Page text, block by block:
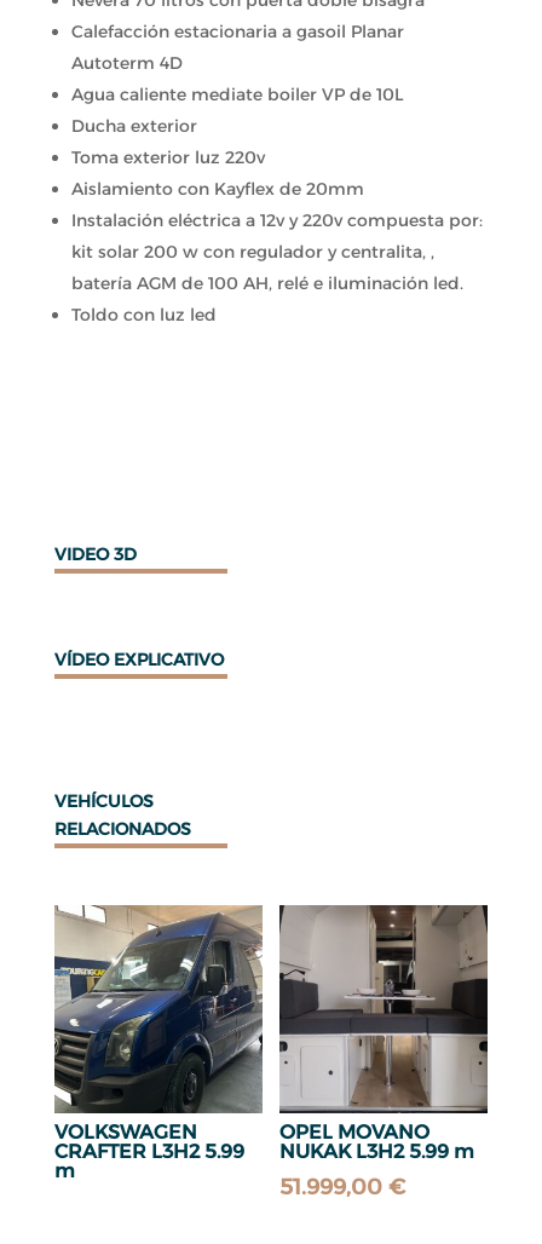
Calefacción estacionaria a gasoil Planar
Autoterm 4D
Agua caliente mediate boiler VP de 10L
Ducha exterior
Toma exterior luz 220v
Aislamiento con Kayflex de 20mm
Instalación eléctrica a 12v y 220v compuesta por:
kit solar 200 w con regulador y centralita, ,
batería AGM de 100 AH, relé e iluminación led.
Toldo con luz led
VIDEO 3D
VÍDEO EXPLICATIVO
VEHÍCULOS
RELACIONADOS
VOLKSWAGEN
CRAFTER L3H2 5.99
m
OPEL MOVANO
NUKAK L3H2 5.99 m
51.999,00€